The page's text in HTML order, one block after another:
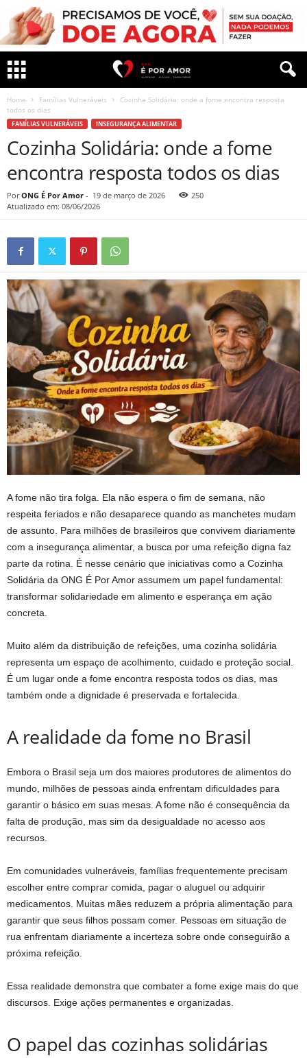
Home Famílias Vulneráveis
Cozinha Solidária: onde a fome encontra resposta
todos os dias
FAMÍLIAS VULNERÁVEIS INSEGURANÇA ALIMENTAR
Cozinha Solidária: onde a fome
encontra resposta todos os dias
Por ONG É Por Amor - 19 de março de 2026
250
Atualizado em: 08/06/2026
A fome não tira folga. Ela não espera o fim de semana, não
respeita feriados e não desaparece quando as manchetes mudam
de assunto. Para milhões de brasileiros que convivem diariamente
com a insegurança alimentar, a busca por uma refeição digna faz
parte da rotina. É nesse cenário que iniciativas como a Cozinha
Solidária da ONG É Por Amor assumem um papel fundamental:
transformar solidariedade em alimento e esperança em ação
concreta.
Muito além da distribuição de refeições, uma cozinha solidária
representa um espaço de acolhimento, cuidado e proteção social.
É um lugar onde a fome encontra resposta todos os dias, mas
também onde a dignidade é preservada e fortalecida.
A realidade da fome no Brasil
Embora o Brasil seja um dos maiores produtores de alimentos do
mundo, milhões de pessoas ainda enfrentam dificuldades para
garantir o básico em suas mesas. A fome não é consequência da
falta de produção, mas sim da desigualdade no acesso aos
recursos.
Em comunidades vulneráveis, famílias frequentemente precisam
escolher entre comprar comida, pagar o aluguel ou adquirir
medicamentos. Muitas mães reduzem a própria alimentação para
garantir que seus filhos possam comer. Pessoas em situação de
rua enfrentam diariamente a incerteza sobre onde conseguirão a
próxima refeição.
Essa realidade demonstra que combater a fome exige mais do que
discursos. Exige ações permanentes e organizadas.
O papel das cozinhas solidárias